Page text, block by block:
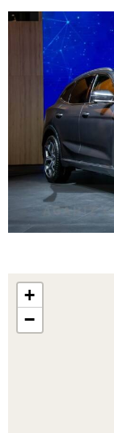
+
−